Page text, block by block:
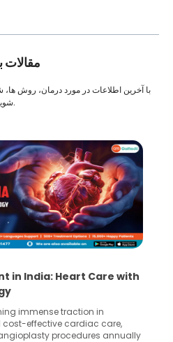
مقالات
با آخرین اطلاعات در مورد درمان، روش ها،
شوید تا زندگی خود را سالم تر و بهتر کنید.
in India: Heart Care with
immense traction in
effective cardiac care,
procedures annually